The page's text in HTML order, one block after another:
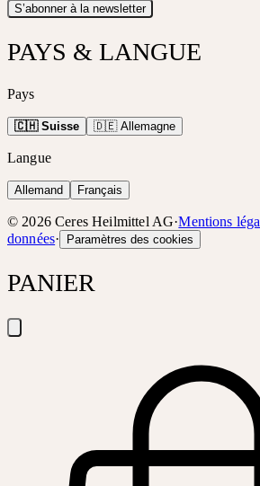
S’abonner à la newsletter
PAYS & LANGUE
Pays
🇨🇭 Suisse 🇩🇪 Allemagne
Langue
Allemand Français
© 2026 Ceres Heilmittel AG·Mentions
données· Paramètres des cookies
PANIER